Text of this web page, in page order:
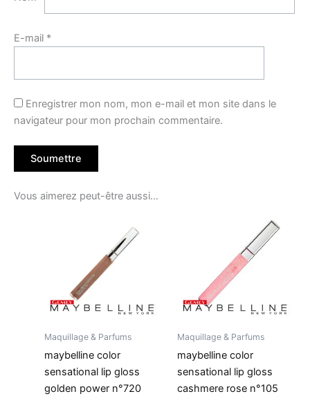
E-mail *
Enregistrer mon nom, mon e-mail et mon site dans le
navigateur pour mon prochain commentaire.
Vous aimerez peut-être aussi…
Maquillage & Parfums
maybelline color
sensational lip gloss
golden power n°720
Maquillage & Parfums
maybelline color
sensational lip gloss
cashmere rose n°105